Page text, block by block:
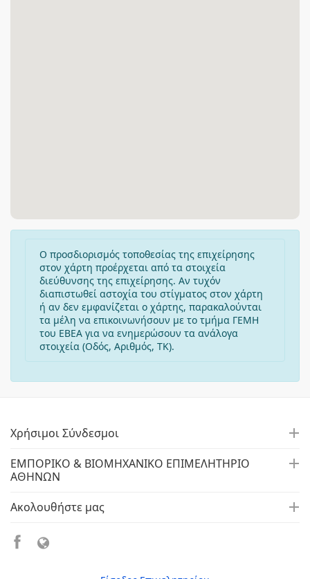
Ο προσδιορισμός τοποθεσίας της επιχείρησης
στον χάρτη προέρχεται από τα στοιχεία
διεύθυνσης της επιχείρησης. Αν τυχόν
διαπιστωθεί αστοχία του στίγματος στον χάρτη
ή αν δεν εμφανίζεται ο χάρτης, παρακαλούνται
τα μέλη να επικοινωνήσουν με το τμήμα ΓΕΜΗ
του ΕΒΕΑ για να ενημερώσουν τα ανάλογα
στοιχεία (Οδός, Αριθμός, ΤΚ).
Χρήσιμοι Σύνδεσμοι
ΕΜΠΟΡΙΚΟ & ΒΙΟΜΗΧΑΝΙΚΟ ΕΠΙΜΕΛΗΤΗΡΙΟ
ΑΘΗΝΩΝ
Ακολουθήστε μας